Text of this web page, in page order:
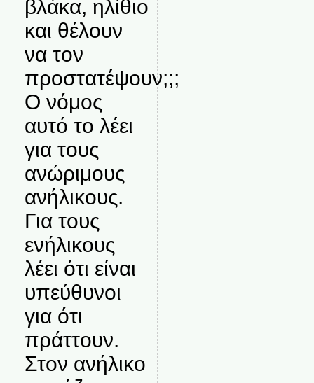
βλάκα, ηλίθιο
και θέλουν
να τον
προστατέψουν;;;
Ο νόμος
αυτό το λέει
για τους
ανώριμους
ανήλικους.
Για τους
ενήλικους
λέει ότι είναι
υπεύθυνοι
για ότι
πράττουν.
Στον ανήλικο